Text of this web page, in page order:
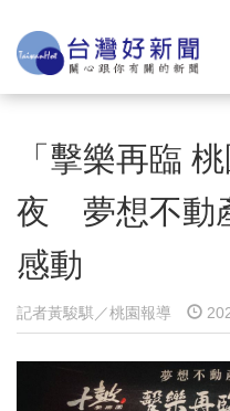
「擊樂再臨
夜 夢想不動
感動
記者黃駿騏／桃園報導